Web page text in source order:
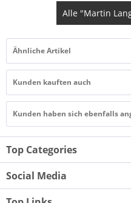
Alle "Martin
Ähnliche Artikel
Kunden kauften auch
Kunden haben sich ebenfalls
Top Categories
Social Media